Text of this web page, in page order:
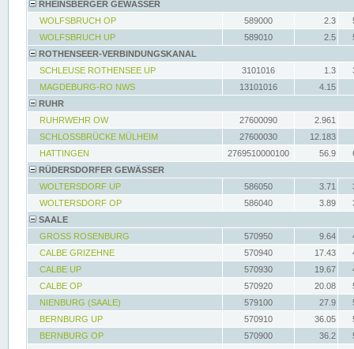
RHEINSBERGER GEWÄSSER
WOLFSBRUCH OP
589000 2.3
WOLFSBRUCH UP
589010 2.5
ROTHENSEER-VERBINDUNGSKANAL
SCHLEUSE ROTHENSEE UP
3101016 1.3
MAGDEBURG-RO NWS
13101016
4.15
RUHR
RUHRWEHR OW
27600090
2.961
SCHLOSSBRÜCKE MÜLHEIM
27600030
12.183
HATTINGEN
2769510000100 56.9
RÜDERSDORFER GEWÄSSER
WOLTERSDORF UP
586050 3.71
WOLTERSDORF OP
586040 3.89
SAALE
GROSS ROSENBURG
570950 9.64
CALBE GRIZEHNE
570940 17.43
CALBE UP
570930 19.67
CALBE OP
570920 20.08
NIENBURG (SAALE)
579100 27.9
BERNBURG UP
570910 36.05
BERNBURG OP
570900 36.2